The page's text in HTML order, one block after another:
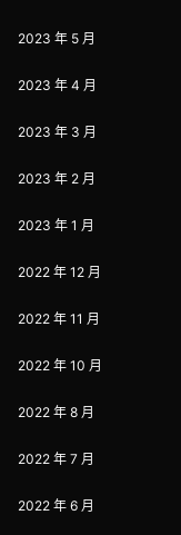
2023 年 5 月
2023 年 4 月
2023 年 3 月
2023 年 2 月
2023 年 1 月
2022 年 12 月
2022 年 11 月
2022 年 10 月
2022 年 8 月
2022 年 7 月
2022 年 6 月